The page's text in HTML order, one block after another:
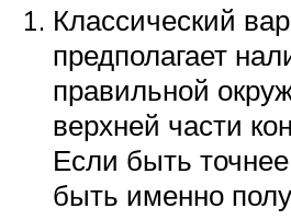
Классический
предполагает
правильной
верхней части
Если быть
быть именно